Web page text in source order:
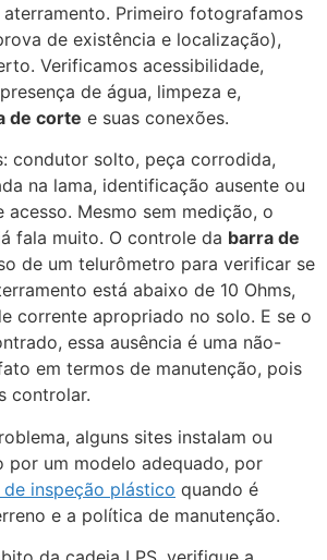
aterramento. Primeiro fotografamos
de existência e localização),
Verificamos acessibilidade,
de água, limpeza e,
de corte e suas conexões.
condutor solto, peça corrodida,
na lama, identificação ausente ou
acesso. Mesmo sem medição, o
fala muito. O controle da barra de
de um telurômetro para verificar se
está abaixo de 10 Ohms,
corrente apropriado no solo. E se o
essa ausência é uma não-
em termos de manutenção, pois
controlar.
alguns sites instalam ou
por um modelo adequado, por
inspeção plástico quando é
e a política de manutenção.